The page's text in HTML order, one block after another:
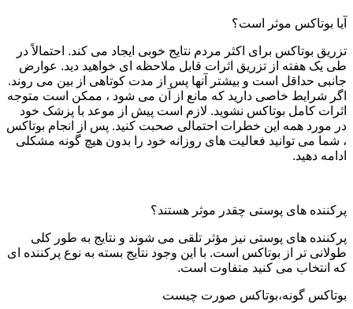
آیا بوتاکس موثر است؟
تزریق بوتاکس برای اکثر مردم نتایج خوبی ایجاد می کند. احتمالاً در
طی یک هفته از تزریق اثرات قابل ملاحظه ای خواهید دید. عوارض
جانبی حداقل است و بیشتر آنها پس از مدت کوتاهی از بین می روند.
اگر شرایط خاصی دارید که مانع از آن می شود ، ممکن است متوجه
اثرات کامل بوتاکس نشوید. لازم است پیش از موعد با پزشک خود
در مورد همه این خطرات احتمالی صحبت کنید. پس از انجام بوتاکس
، شما می توانید فعالیت های روزانه خود را بدون هیچ گونه مشکلی
ادامه دهید.
پرکننده های پوستی چقدر موثر هستند؟
پرکننده های پوستی نیز مؤثر تلقی می شوند و نتایج به طور کلی
طولانی تر از بوتاکس است. با این وجود نتایج بسته به نوع پرکننده ای
که انتخاب می کنید متفاوت است.
بوتاکس گونه،بوتاکس صورت چیست